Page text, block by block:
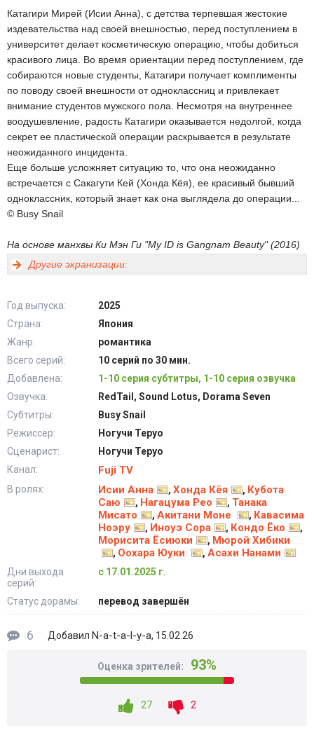
Катагири Мирей (Исии Анна), с детства терпевшая жестокие
издевательства над своей внешностью, перед поступлением в
университет делает косметическую операцию, чтобы добиться
красивого лица. Во время ориентации перед поступлением, где
собираются новые студенты, Катагири получает комплименты
по поводу своей внешности от одноклассниц и привлекает
внимание студентов мужского пола. Несмотря на внутреннее
воодушевление, радость Катагири оказывается недолгой, когда
секрет ее пластической операции раскрывается в результате
неожиданного инцидента.
Еще больше усложняет ситуацию то, что она неожиданно
встречается с Сакагути Кей (Хонда Кёя), ее красивый бывший
одноклассник, который знает как она выглядела до операции...
© Busy Snail
На основе манхвы Ки Мэн Ги "My ID is Gangnam Beauty" (2016)
Другие экранизации:
Год выпуска:
2025
Страна:
Япония
Жанр:
романтика
Всего серий:
10 серий по 30 мин.
Добавлена:
1-10 серия субтитры, 1-10 серия озвучка
Озвучка:
RedTail, Sound Lotus, Dorama Seven
Субтитры:
Busy Snail
Режиссёр:
Ногучи Теруо
Сценарист:
Ногучи Теруо
Канал:
Fuji TV
В ролях: Исии Анна , Хонда Кёя , Кубота
Саю
, Нагацума Рео , Танака
Мисато
, Акитани Моне , Кавасима
Ноэру
, Иноуэ Сора , Кондо Ёко ,
Морисита Ёсиюки , Мюрой Хибики
, Оохара Юуки , Асахи Нанами
Дни выхода
серий:
с 17.01.2025 г.
Статус дорамы: перевод завершён
6 Добавил N-a-t-a-l-y-a, 15.02.26
Оценка зрителей: 93%
27 2